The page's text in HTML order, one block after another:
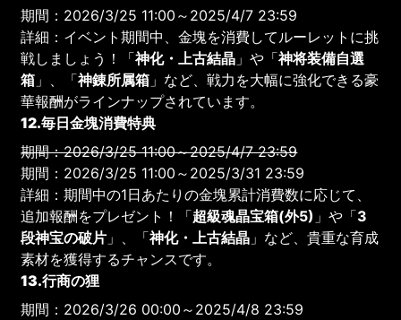
期間：2026/3/25 11:00～2025/4/7 23:59
詳細：イベント期間中、金塊を消費してルーレットに挑
戦しましょう！「神化・上古結晶 」や「神将装備自選
箱 」、「神錬所属箱 」など、戦力を大幅に強化できる豪
華報酬がラインナップされています。
12.毎日金塊消費特典
期間：2026/3/25 11:00～2025/4/7 23:59
期間：2026/3/25 11:00～2025/3/31 23:59
詳細：期間中の1日あたりの金塊累計消費数に応じて、
追加報酬をプレゼント！「超級魂晶宝箱(外5) 」や「3
段神宝の破片 」、「神化・上古結晶 」など、貴重な育成
素材を獲得するチャンスです。
13.行商の狸
期間：2026/3/26 00:00～2025/4/8 23:59